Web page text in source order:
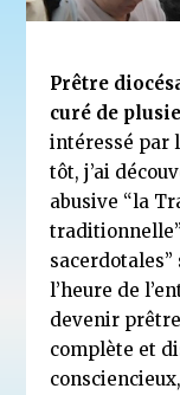
Prêtre
curé de
intéressé par
tôt, j’ai
abusive “la
l’heure de
devenir
complète et